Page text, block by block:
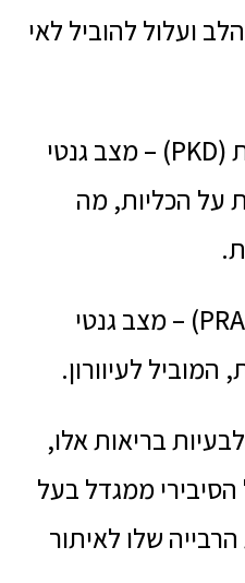
ועלול להוביל לאי
מחלת כליות פוליציסטית (PKD) – מצב גנטי
על הכליות, מה
ניוון רשתית פרוגרסיבי (PRA) – מצב גנטי
המוביל לעיוורון.
בריאות אלו,
ממגדל בעל
שלו לאיתור